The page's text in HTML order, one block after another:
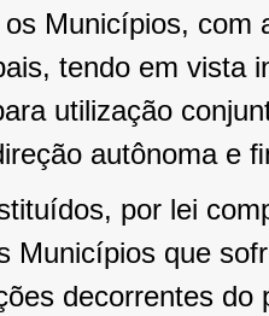
os Municípios, com
tendo em vista
utilização
autônoma e
por lei
Municípios que
decorrentes do